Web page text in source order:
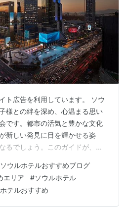
ト広告を利用しています。 ソウ
様との絆を深め、心温まる思い
です。都市の活気と豊かな文化
新しい発見に目を輝かせる姿
るでしょう。このガイドが、ご
ています。 旅の目的地について
見事に調和した魅力あふれる都
は、最先端のトレンドが生ま
漂う場所として知られていま
ソウルホテルおすすめブログ
エリア #ソウルホテル
テルおすすめ